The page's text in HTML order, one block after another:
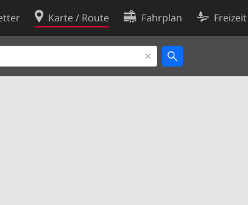
Karte / Route Fahrplan Freizeit
Cookie-Richtlinie
Cookie-Einstellungen